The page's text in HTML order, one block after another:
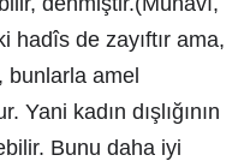
hadîs de zayıftır ama,
amel
Yani kadın dışlığının
Bunu daha iyi